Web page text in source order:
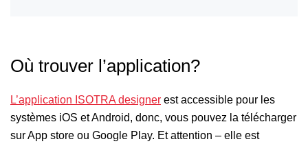
Où trouver l’application?
L’application ISOTRA designer est accessible pour les
systèmes iOS et Android, donc, vous pouvez la télécharger
sur App store ou Google Play. Et attention – elle est